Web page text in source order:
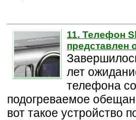
11. Телефон
представлен
лет
телефона
подогреваемое
вот такое устройство